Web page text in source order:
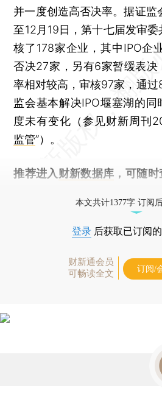
并一度创造高否决率。据证监
至12月19日，第十七届发审
核了178家企业，其中IPO企
否决27家，另有6家暂缓表决
率相对较高，审核97家，通
监会基本解决IPO堰塞湖的同
度未有变化（参见财新周刊
监管”）。
推荐进入 财新数据库 ，可随
本文共计1377字 订阅
登录 后获取已订阅
财新通会员
可畅读全文
订阅/